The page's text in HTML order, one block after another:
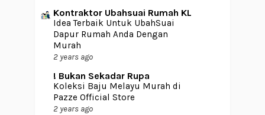
Kontraktor Ubahsuai Rumah KL
Idea Terbaik Untuk UbahSuai
Dapur Rumah Anda Dengan
Murah
2 years ago
! Bukan Sekadar Rupa
Koleksi Baju Melayu Murah di
Pazze Official Store
2 years ago